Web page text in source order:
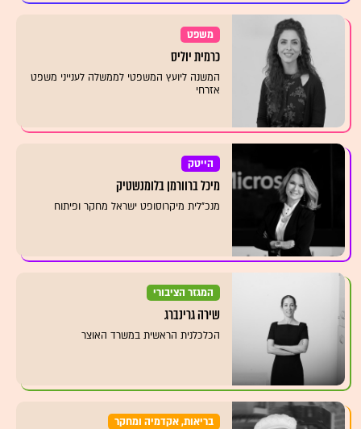
משפט
כרמית יוליס
המשנה ליועץ המשפטי לממשלה לענייני משפט
אזרחי
הייטק
מיכל ברוורמן בלומנשטיק
מנכ"לית מיקרוסופט ישראל מחקר ופיתוח
המגזר הציבורי
שירה גרינברג
הכלכלנית הראשית במשרד האוצר
בריאות, אקדמיה ומחקר